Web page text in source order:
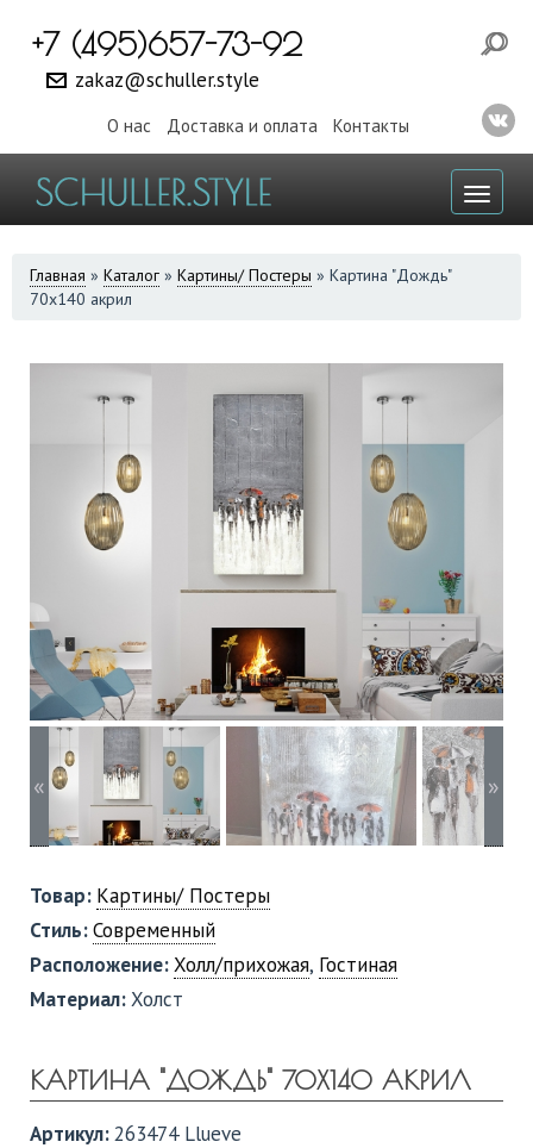
+7 (495)657-73-92
zakaz@schuller.style
О нас Доставка и оплата Контакты
ВЫ
ЗДЕСЬ
Главная » Каталог » Картины/ Постеры » Картина "Дождь"
70x140 акрил
« »
Товар: Картины/ Постеры
Стиль:Современный
Расположение:Холл/прихожая, Гостиная
Материал:Холст
КАРТИНА "ДОЖДЬ" 70X140 АКРИЛ
Артикул:263474 Llueve